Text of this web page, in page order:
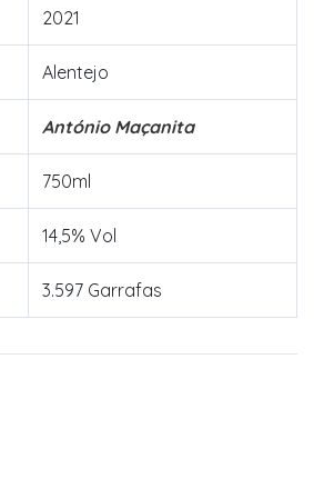
2021
Alentejo
António Maçanita
750ml
14,5% Vol
3.597 Garrafas